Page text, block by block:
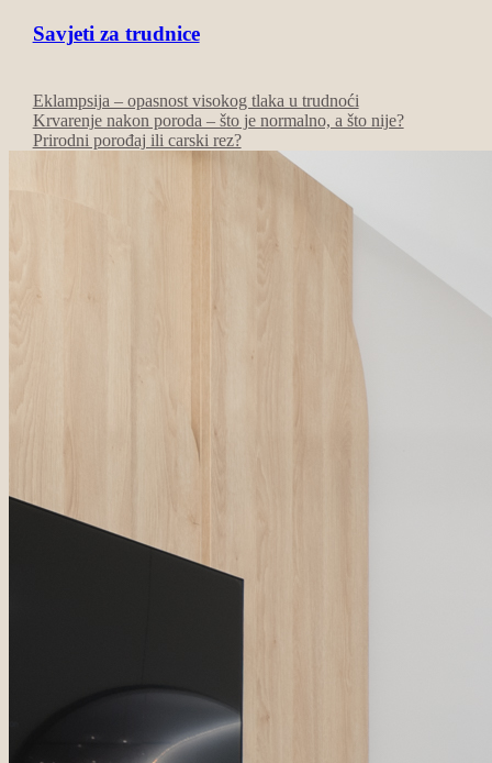
Savjeti za trudnice
Eklampsija – opasnost visokog tlaka u trudnoći
Krvarenje nakon poroda – što je normalno, a što nije?
Prirodni porođaj ili carski rez?